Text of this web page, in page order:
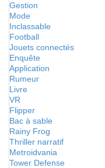
Gestion
Mode
Inclassable
Football
Jouets connectés
Enquête
Application
Rumeur
Livre
VR
Flipper
Bac à sable
Rainy Frog
Thriller narratif
Metroidvania
Tower Defense